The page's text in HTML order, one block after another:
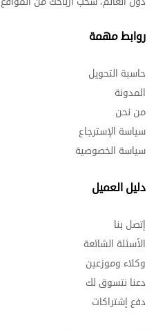
روابط مهمة
حاسبة التحويل
المدونة
من نحن
سياسة الإسترجاع
سياسة الخصوصية
دليل العميل
إتصل بنا
الأسئلة الشائعة
وكلاء وموزعين
دعنا نتسوق لك
دفع إشتراكات